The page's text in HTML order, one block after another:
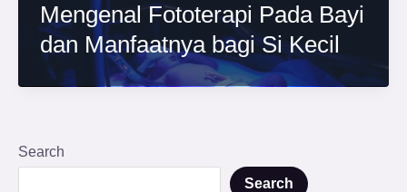
Mengenal Fototerapi Pada Bayi
dan Manfaatnya bagi Si Kecil
Search
Search